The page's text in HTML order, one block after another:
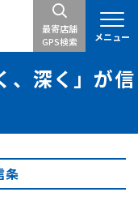
最寄店舗
GPS検索
、深く」が信
条
メニュー